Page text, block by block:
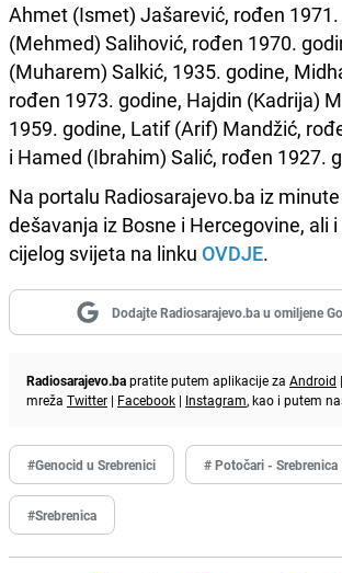
Ahmet (Ismet) Jašarević, rođen
(Mehmed) Salihović, rođen 1970.
(Muharem) Salkić, 1935. godine,
rođen 1973. godine, Hajdin (Kadrija)
1959. godine, Latif (Arif) Mandžić,
i Hamed (Ibrahim) Salić, rođen 1927.
Na portalu Radiosarajevo.ba iz
dešavanja iz Bosne i Hercegovine, ali
cijelog svijeta na linku OVDJE.
Dodajte Radiosarajevo.ba u omiljene
Radiosarajevo.bapratite putem aplikacije za Android |
mreža Twitter | Facebook | Instagram, kao i putem
#Genocid u Srebrenici # Potočari - Srebrenica
#Srebrenica